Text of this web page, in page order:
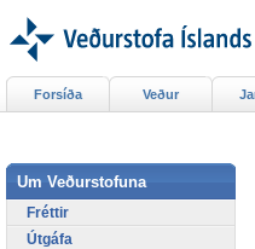
Forsíða Veður
Um Veðurstofuna
Fréttir
Útgáfa